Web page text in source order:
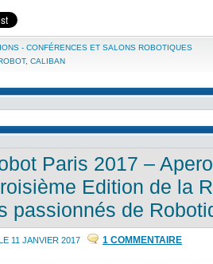
- CONFÉRENCES ET SALONS ROBOTIQUES
, CALIBAN
Paris 2017 –
Edition de la
passionnés de
11 JANVIER 2017 1 COMMENTAIRE